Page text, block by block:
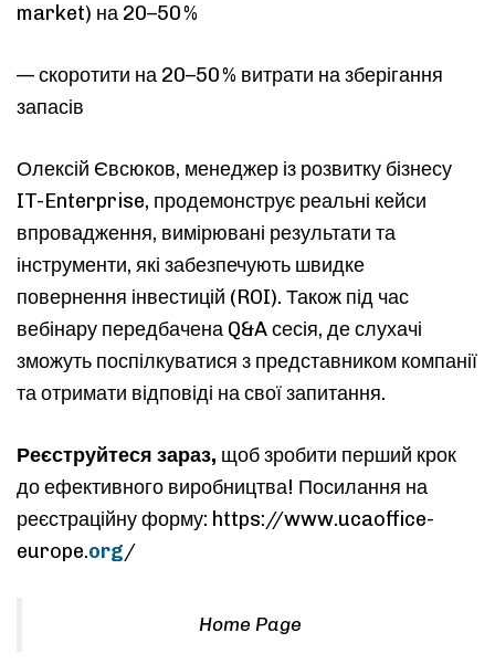
market) на 20–50 %
— скоротити на 20–50 % витрати на зберігання
запасів
Олексій Євсюков, менеджер із розвитку бізнесу
IT-Enterprise, продемонструє реальні кейси
впровадження, вимірювані результати та
інструменти, які забезпечують швидке
повернення інвестицій (ROI).​ Також під час
вебінару передбачена Q&A сесія, де слухачі
зможуть поспілкуватися з представником компанії
та отримати відповіді на свої запитання.
Реєструйтеся зараз, щоб зробити перший крок
до ефективного виробництва!​ Посилання на
реєстраційну форму: https://www.ucaoffice-
europe.org/
Home Page